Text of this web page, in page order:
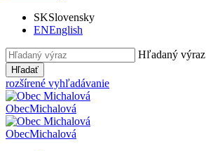
SKSlovensky
ENEnglish
Hľadaný výraz
Hľadať
rozšírené vyhľadávanie
ObecMichalová
ObecMichalová